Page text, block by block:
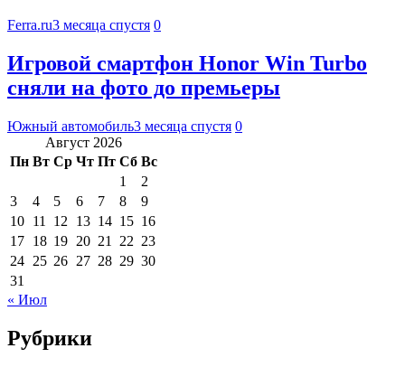
Ferra.ru3 месяца спустя 0
Игровой смартфон Honor Win Turbo
сняли на фото до премьеры
Южный автомобиль3 месяца спустя 0
Август 2026
Пн Вт Ср Чт Пт Сб Вс
1
2
3
4 5 6 7 8
9
10 11 12 13 14 15 16
17 18 19 20 21 22 23
24 25 26 27 28 29 30
31
« Июл
Рубрики